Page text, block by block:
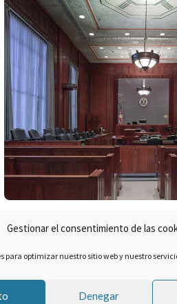
Gestionar el consentimiento de las
para optimizar nuestro sitio web y nuestro
Denegar
Póliza CAMGE
Turihoteles
SL